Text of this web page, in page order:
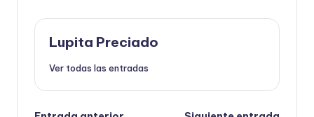
Lupita Preciado
Ver todas las entradas